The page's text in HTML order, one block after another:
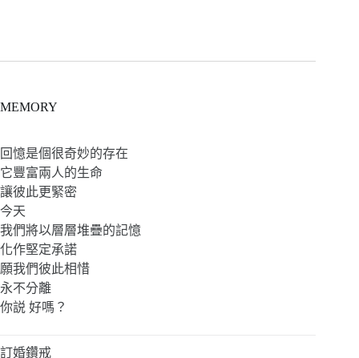
MEMORY
回憶是個很奇妙的存在
它豐富兩人的生命
讓彼此更緊密
今天
我們將以層層堆疊的記憶
化作堅定承諾
願我們彼此相惜
永不分離
你説 好嗎？
訂婚鑽戒